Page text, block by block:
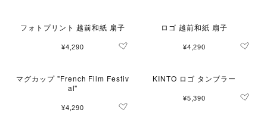
フォトプリント 越前和紙 扇子
¥4,290
ロゴ 越前和紙 扇子
¥4,290
マグカップ "French Film Festiv
al"
¥4,290
KINTO ロゴ タンブラー
¥5,390